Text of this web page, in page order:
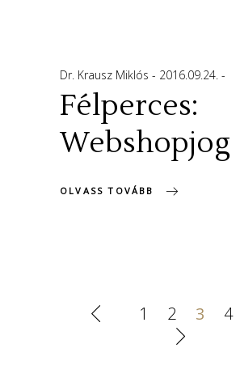
Dr. Krausz Miklós 2016.09.24.
Félperces:
Webshopjog
OLVASS TOVÁBB
1 2 3 4